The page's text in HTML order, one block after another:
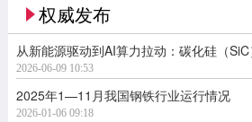
权威发布
从新能源驱动到AI算力拉动：碳化硅（
2026-06-09 10:53
2025年1—11月我国钢铁行业运行情况
2026-01-06 09:18